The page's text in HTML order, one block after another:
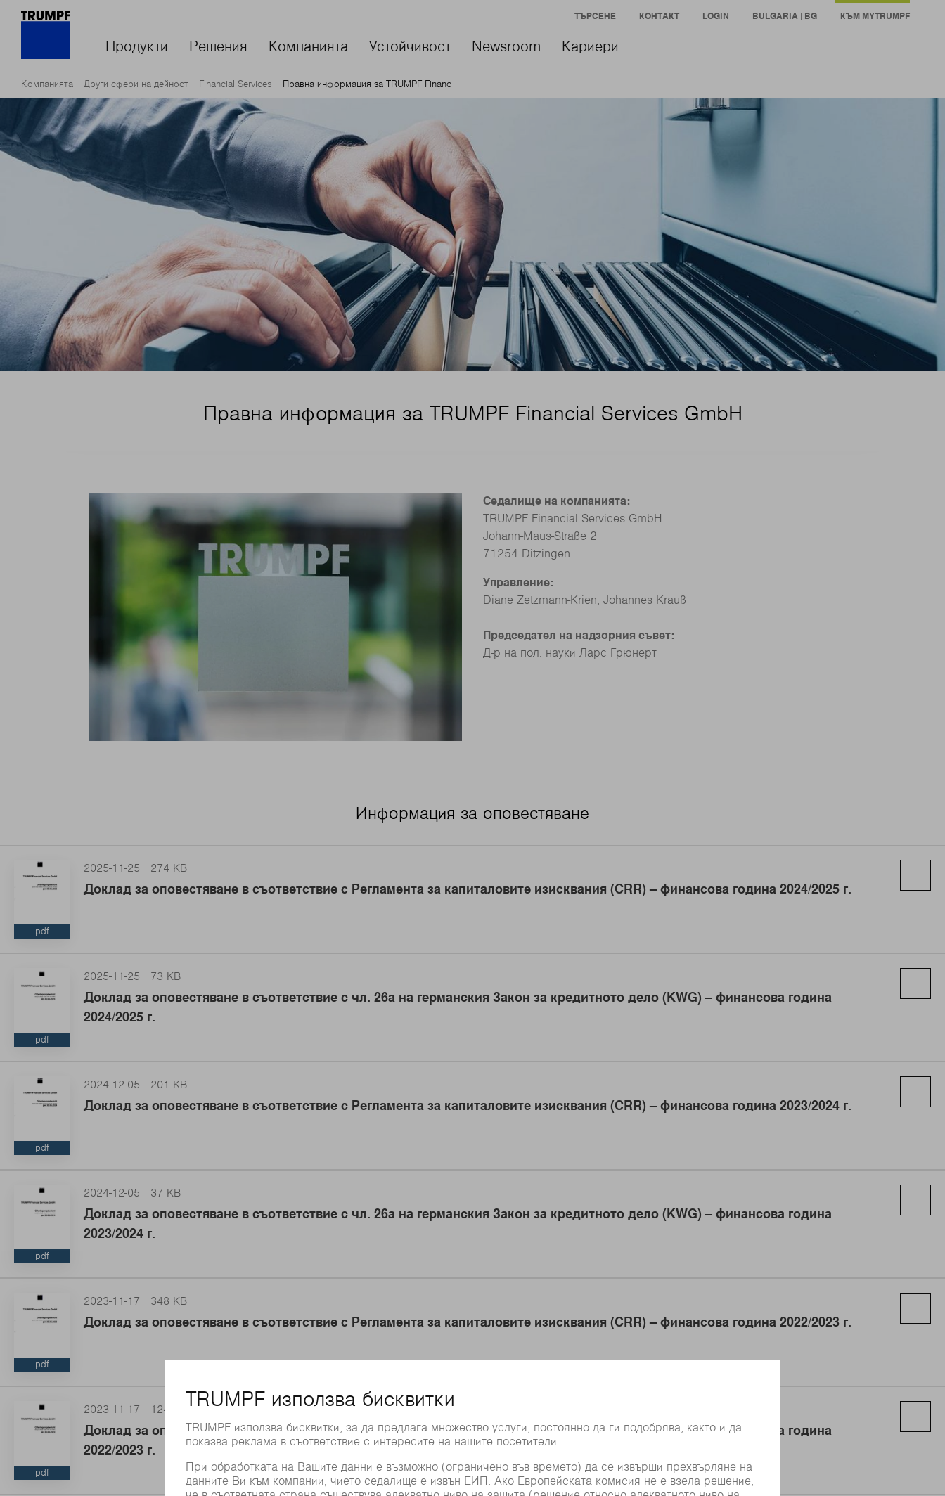
Продукти Решения Компанията Устойчивост Newsroom Кариери
ТЪРСЕНЕ КОНТАКТ LOGIN BULGARIA | BG КЪМ MYTRUMPF
Компанията Други сфери на дейност Financial Services Правна информация за TRUMPF Financ
Правна информация за TRUMPF Financial Services GmbH
Седалище на компанията:
TRUMPF Financial Services GmbH
Johann-Maus-Straße 2
71254 Ditzingen
Управление:
Diane Zetzmann‑Krien, Johannes Krauß
Председател на надзорния съвет:
Д-р на пол. науки Ларс Грюнерт
Информация за оповестяване
pdf
2025-11-25 274 KB
Доклад за оповестяване в съответствие с Регламента за капиталовите изисквания (CRR) – финансова година 2024/2025 г.
pdf
2025-11-25 73 KB
Доклад за оповестяване в съответствие с чл. 26a на германския Закон за кредитното дело (KWG) – финансова година
2024/2025 г.
pdf
2024-12-05 201 KB
Доклад за оповестяване в съответствие с Регламента за капиталовите изисквания (CRR) – финансова година 2023/2024 г.
pdf
2024-12-05 37 KB
Доклад за оповестяване в съответствие с чл. 26a на германския Закон за кредитното дело (KWG) – финансова година
2023/2024 г.
pdf
2023-11-17 348 KB
Доклад за оповестяване в съответствие с Регламента за капиталовите изисквания (CRR) – финансова година 2022/2023 г.
pdf
2023-11-17 124 KB
Доклад за оповестяване в съответствие с чл. 26a на германския Закон за кредитното дело (KWG) – финансова година
2022/2023 г.